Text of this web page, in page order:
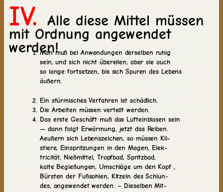
IV.Alle diese Mittel müssen
mit Ordnung angewendet
werden!Man muß bei Anwendungen derselben ruhig
sein, und sich nicht übereilen; aber sie auch
so lange fortsetzen, bis sich Spuren des Lebens
äußern.
Ein stürmisches Verfahren ist schädlich.
Die Arbeiten müssen verteilt werden.
Das erste Geschäft muß das Lufteinblasen sein
— dann folgt Erwärmung, jetzt das Reiben.
Aeußern sich Lebenszeichen, so müssen Kli-
stiere, Einspritzungen in den Magen, Elek-
tricität, Nießmittel, Tropfbad, Spritzbad,
kalte Begießungen, Umschläge um den Kopf ,
Bürsten der Fußsohlen, Kitzeln des Schlun-
des, angewendet werden. – Dieselben Mit-